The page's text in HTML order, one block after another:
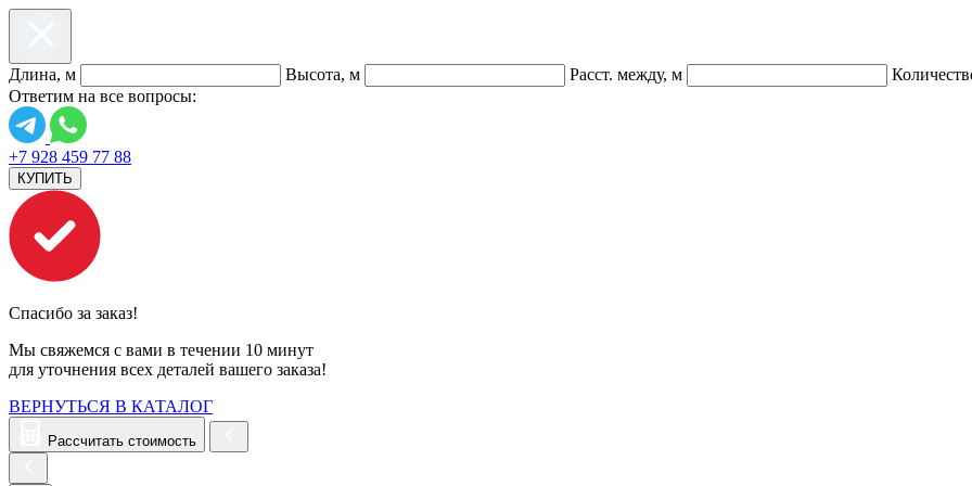
Длина, м Высота, м Расст. между, м
Ответим на все вопросы:
+7 928 459 77 88
КУПИТЬ
Спасибо за заказ!
Мы свяжемся с вами в течении 10 минут
для уточнения всех деталей вашего заказа!
ВЕРНУТЬСЯ В КАТАЛОГ
Рассчитать стоимость